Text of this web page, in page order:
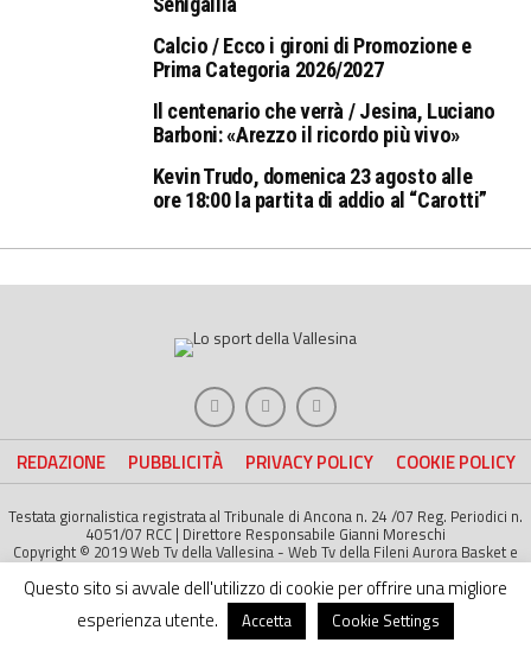
Calcio / Ecco i gironi di Promozione e
Prima Categoria 2026/2027
Il centenario che verrà / Jesina, Luciano
Barboni: «Arezzo il ricordo più vivo»
Kevin Trudo, domenica 23 agosto alle
ore 18:00 la partita di addio al “Carotti”
REDAZIONE PUBBLICITÀ PRIVACY POLICY COOKIE POLICY
Testata giornalistica registrata al Tribunale di Ancona n. 24 /07 Reg. Periodici n.
4051/07 RCC | Direttore Responsabile Gianni Moreschi
Copyright © 2019 Web Tv della Vallesina - Web Tv della Fileni Aurora Basket e
della Jesina Calcio. All right Reserved | Project byLife Color
Questo sito si avvale dell'utilizzo di cookie per offrire una migliore
esperienza utente.
Accetta Cookie Settings